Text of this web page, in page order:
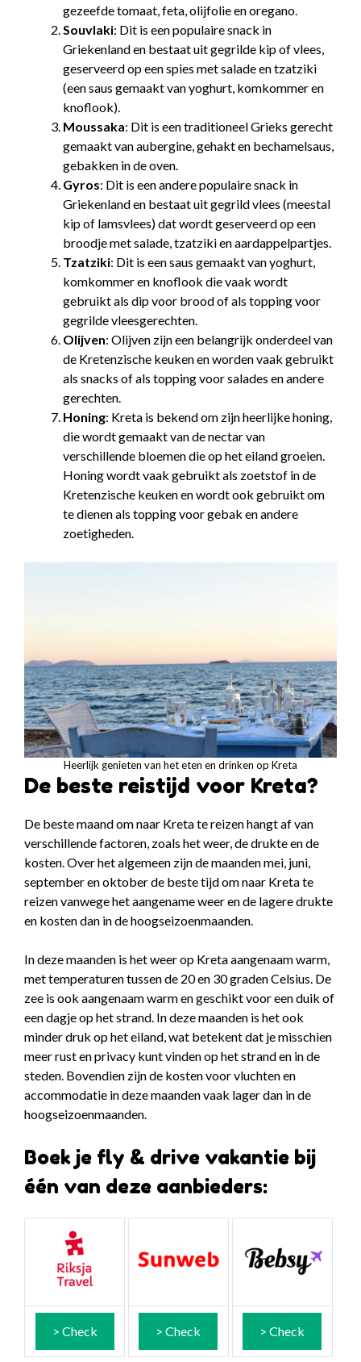
gezeefde tomaat, feta, olijfolie en oregano.
Souvlaki: Dit is een populaire snack in
Griekenland en bestaat uit gegrilde kip of vlees,
geserveerd op een spies met salade en tzatziki
(een saus gemaakt van yoghurt, komkommer en
knoflook).
Moussaka: Dit is een traditioneel Grieks gerecht
gemaakt van aubergine, gehakt en bechamelsaus,
gebakken in de oven.
Gyros: Dit is een andere populaire snack in
Griekenland en bestaat uit gegrild vlees (meestal
kip of lamsvlees) dat wordt geserveerd op een
broodje met salade, tzatziki en aardappelpartjes.
Tzatziki: Dit is een saus gemaakt van yoghurt,
komkommer en knoflook die vaak wordt
gebruikt als dip voor brood of als topping voor
gegrilde vleesgerechten.
Olijven: Olijven zijn een belangrijk onderdeel van
de Kretenzische keuken en worden vaak gebruikt
als snacks of als topping voor salades en andere
gerechten.
Honing: Kreta is bekend om zijn heerlijke honing,
die wordt gemaakt van de nectar van
verschillende bloemen die op het eiland groeien.
Honing wordt vaak gebruikt als zoetstof in de
Kretenzische keuken en wordt ook gebruikt om
te dienen als topping voor gebak en andere
zoetigheden.
Heerlijk genieten van het eten en drinken op Kreta
De beste reistijd voor Kreta?
De beste maand om naar Kreta te reizen hangt af van
verschillende factoren, zoals het weer, de drukte en de
kosten. Over het algemeen zijn de maanden mei, juni,
september en oktober de beste tijd om naar Kreta te
reizen vanwege het aangename weer en de lagere drukte
en kosten dan in de hoogseizoenmaanden.
In deze maanden is het weer op Kreta aangenaam warm,
met temperaturen tussen de 20 en 30 graden Celsius. De
zee is ook aangenaam warm en geschikt voor een duik of
een dagje op het strand. In deze maanden is het ook
minder druk op het eiland, wat betekent dat je misschien
meer rust en privacy kunt vinden op het strand en in de
steden. Bovendien zijn de kosten voor vluchten en
accommodatie in deze maanden vaak lager dan in de
hoogseizoenmaanden.
Boek je fly & drive vakantie bij
één van deze aanbieders:
> Check > Check > Check